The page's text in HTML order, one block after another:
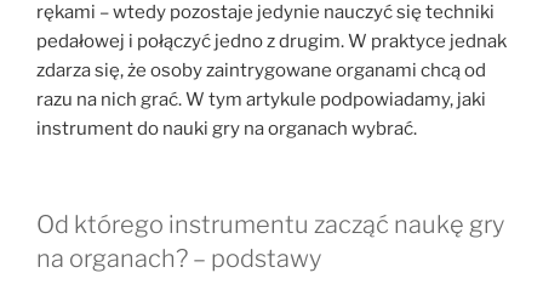
rękami – wtedy pozostaje jedynie nauczyć się techniki
pedałowej i połączyć jedno z drugim. W praktyce jednak
zdarza się, że osoby zaintrygowane organami chcą od
razu na nich grać. W tym artykule podpowiadamy, jaki
instrument do nauki gry na organach wybrać.
Od którego instrumentu zacząć naukę gry
na organach? – podstawy